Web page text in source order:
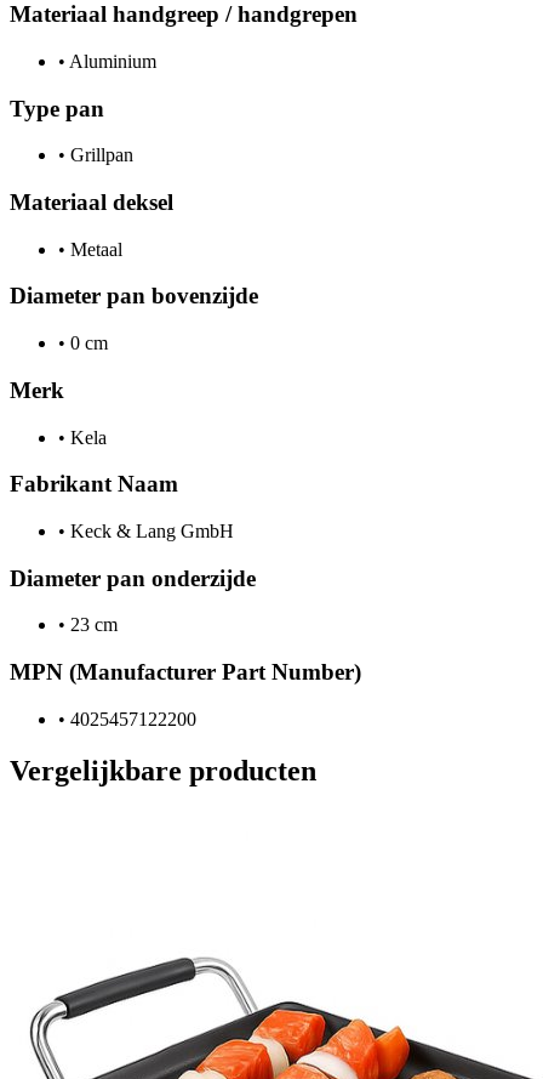
Materiaal handgreep / handgrepen
• Aluminium
Type pan
• Grillpan
Materiaal deksel
• Metaal
Diameter pan bovenzijde
• 0 cm
Merk
• Kela
Fabrikant Naam
• Keck & Lang GmbH
Diameter pan onderzijde
• 23 cm
MPN (Manufacturer Part Number)
• 4025457122200
Vergelijkbare producten